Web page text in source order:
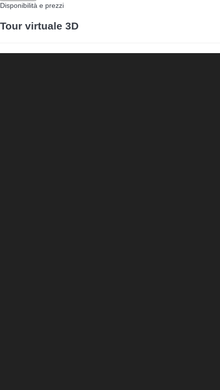
Disponibilità e prezzi
Tour virtuale 3D